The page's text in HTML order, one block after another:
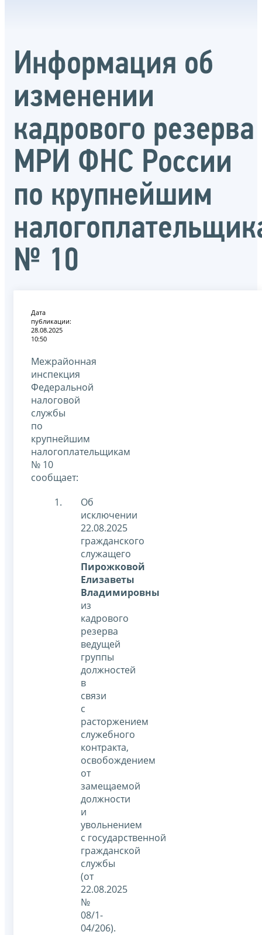
Информация об
изменении
кадрового резерва
МРИ ФНС России
по крупнейшим
№ 10
Дата
публикации:
28.08.2025
10:50
Межрайонная
инспекция
Федеральной
налоговой
службы
по
крупнейшим
налогоплательщикам
№ 10
сообщает:
Об
исключении
22.08.2025
гражданского
служащего
Пирожковой
Елизаветы
Владимировны
из
кадрового
резерва
ведущей
группы
должностей
в
связи
с
расторжением
служебного
контракта,
освобождением
от
замещаемой
должности
и
увольнением
с государственной
гражданской
службы
(от
22.08.2025
№
08/1-
04/206).